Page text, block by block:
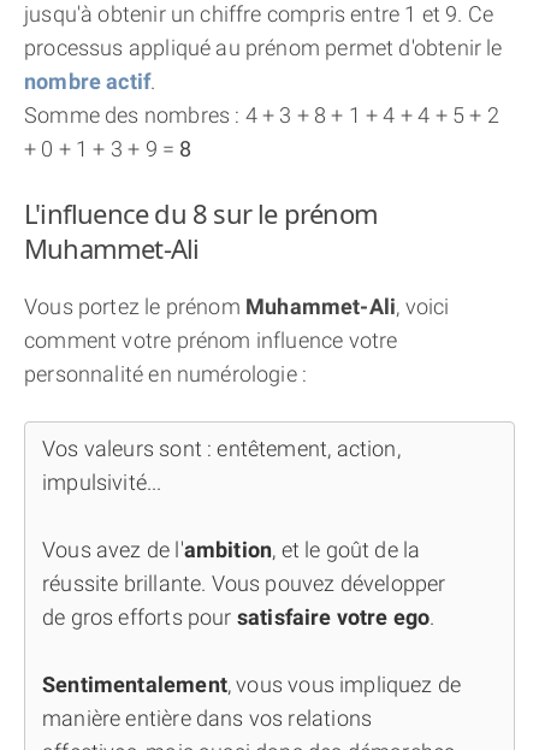
jusqu'à obtenir un chiffre compris entre 1 et 9. Ce
processus appliqué au prénom permet d'obtenir le
nombre actif.
Somme des nombres : 4 + 3 + 8 + 1 + 4 + 4 + 5 + 2
+ 0 + 1 + 3 + 9 = 8
L'influence du 8 sur le prénom
Muhammet-Ali
Vous portez le prénom Muhammet-Ali, voici
comment votre prénom influence votre
personnalité en numérologie :
Vos valeurs sont : entêtement, action,
impulsivité...
Vous avez de l'ambition, et le goût de la
réussite brillante. Vous pouvez développer
de gros efforts pour satisfaire votre ego.
Sentimentalement, vous vous impliquez de
manière entière dans vos relations